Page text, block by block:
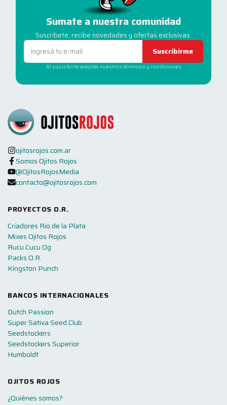
Sumate a nuestra comunidad
Suscribete, recibe novedades y ofertas exclusivas.
Suscribirme
Al suscribirte aceptás nuestros términos y condiciones
ojitosrojos.com.ar
Somos Ojitos Rojos
@OjitosRojosMedia
contacto@ojitosrojos.com
PROYECTOS O.R.
Criadores Rio de la Plata
Mixes Ojitos Rojos
Rucu Cucu Og
Packs O.R.
Kingston Punch
BANCOS INTERNACIONALES
Dutch Passion
Super Sativa Seed Club
Seedstockers
Seedstockers Superior
Humboldt
OJITOS ROJOS
¿Quiénes somos?